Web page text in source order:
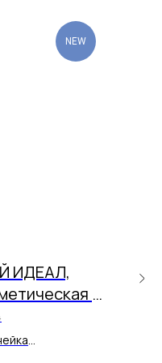
NEW
ИДЕАЛ,
с
серых